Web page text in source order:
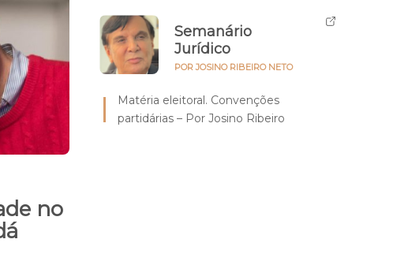
no
Semanário
Jurídico
POR JOSINO RIBEIRO NETO
Matéria eleitoral. Convenções
partidárias – Por Josino Ribeiro